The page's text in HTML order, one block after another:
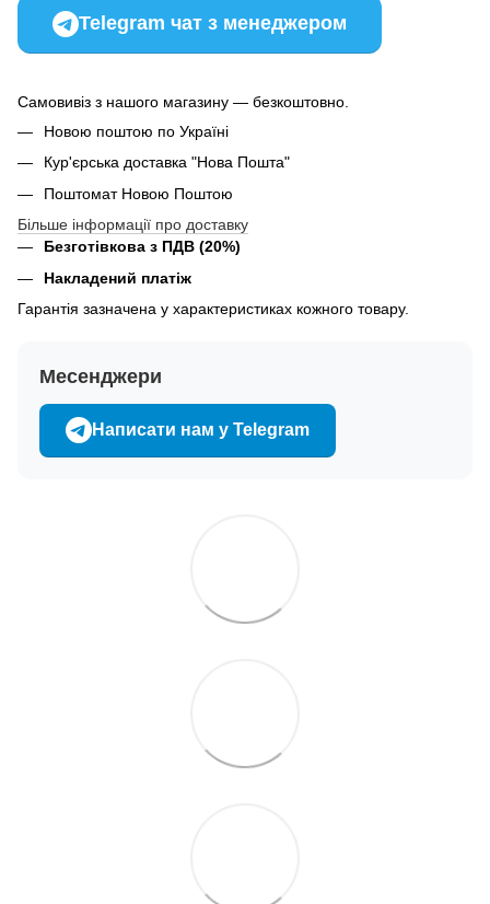
Telegram чат з менеджером
Самовивіз з нашого магазину — безкоштовно.
Новою поштою по Україні
Кур'єрська доставка "Нова Пошта"
Поштомат Новою Поштою
Більше інформації про доставку
Безготівкова з ПДВ (20%)
Накладений платіж
Гарантія зазначена у характеристиках кожного товару.
Месенджери
Написати нам у Telegram